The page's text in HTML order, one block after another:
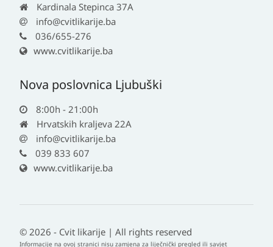
Kardinala Stepinca 37A
info@cvitlikarije.ba
036/655-276
www.cvitlikarije.ba
Nova poslovnica Ljubuški
8:00h - 21:00h
Hrvatskih kraljeva 22A
info@cvitlikarije.ba
039 833 607
www.cvitlikarije.ba
© 2026 - Cvit likarije | All rights reserved
Informacije na ovoj stranici nisu zamjena za liječnički pregled ili savjet